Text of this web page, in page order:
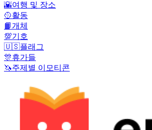
🌇여행 및 장소
🥎활동
📙개체
💯기호
🇺🇸플래그
🎊휴가들
🦄주제별 이모티콘